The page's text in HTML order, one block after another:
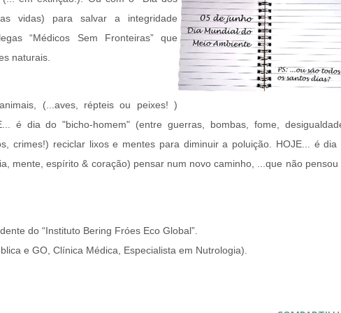
vidas) para salvar a integridade
“Médicos Sem Fronteiras” que
naturais.
(...aves, répteis ou peixes! )
é dia do "bicho-homem" (entre guerras, bombas, fome,
crimes!) reciclar lixos e mentes para diminuir a poluição. HOJE... é dia
mente, espírito & coração) pensar num novo caminho, ...que não pensou
do “Instituto Bering Fróes Eco Global”.
e GO, Clínica Médica, Especialista em Nutrologia).